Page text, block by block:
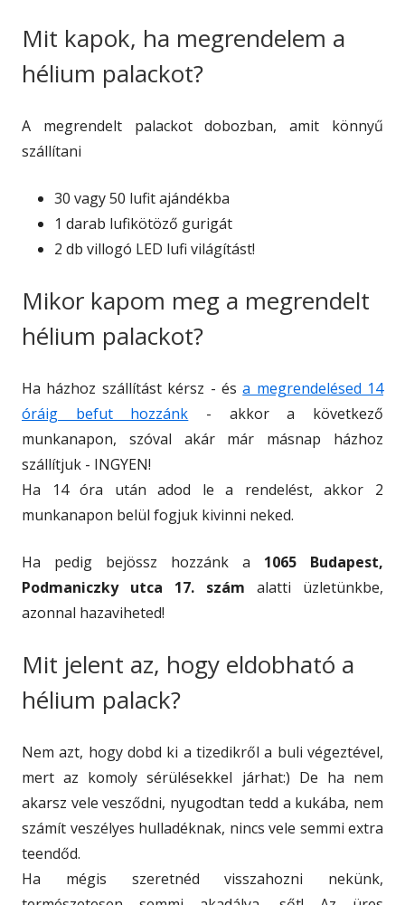
Mit kapok, ha megrendelem a
hélium palackot?
A megrendelt palackot dobozban, amit könnyű
szállítani
30 vagy 50 lufit ajándékba
1 darab lufikötöző gurigát
2 db villogó LED lufi világítást!
Mikor kapom meg a megrendelt
hélium palackot?
Ha házhoz szállítást kérsz - ésa megrendelésed 14
óráig befut hozzánk - akkor a következő
munkanapon, szóval akár már másnap házhoz
szállítjuk - INGYEN!
Ha 14 óra után adod le a rendelést, akkor 2
munkanapon belül fogjuk kivinni neked.
Ha pedig bejössz hozzánk a 1065 Budapest,
Podmaniczky utca 17. szám alatti üzletünkbe,
azonnal hazaviheted!
Mit jelent az, hogy eldobható a
hélium palack?
Nem azt, hogy dobd ki a tizedikről a buli végeztével,
mert az komoly sérülésekkel járhat:) De ha nem
akarsz vele vesződni, nyugodtan tedd a kukába, nem
számít veszélyes hulladéknak, nincs vele semmi extra
teendőd.
Ha mégis szeretnéd visszahozni nekünk,